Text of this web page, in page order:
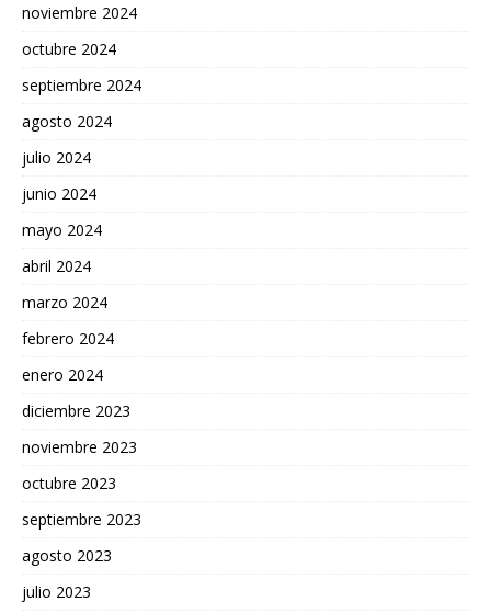
noviembre 2024
octubre 2024
septiembre 2024
agosto 2024
julio 2024
junio 2024
mayo 2024
abril 2024
marzo 2024
febrero 2024
enero 2024
diciembre 2023
noviembre 2023
octubre 2023
septiembre 2023
agosto 2023
julio 2023